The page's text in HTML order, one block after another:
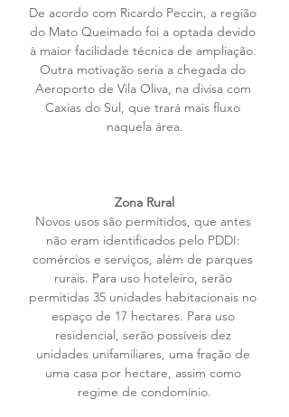
De acordo com Ricardo Peccin, a região
do Mato Queimado foi a optada devido
à maior facilidade técnica de ampliação.
Outra motivação seria a chegada do
Aeroporto de Vila Oliva, na divisa com
Caxias do Sul, que trará mais fluxo
naquela área.
Zona Rural
Novos usos são permitidos, que antes
não eram identificados pelo PDDI:
comércios e serviços, além de parques
rurais. Para uso hoteleiro, serão
permitidas 35 unidades habitacionais no
espaço de 17 hectares. Para uso
residencial, serão possíveis dez
unidades unifamiliares, uma fração de
uma casa por hectare, assim como
regime de condomínio.